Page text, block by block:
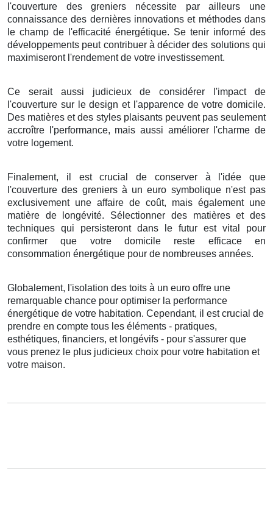
l'couverture desgreniers nécessite par ailleurs une
connaissance des dernières innovations et méthodesdans
le champ de l'efficacité énergétique. Se tenir informé des
développements peut contribueràdécider des solutionsqui
maximiserontl'rendementde votre investissement.
Ce serait aussi judicieuxdeconsidérer l'impactde
l'couverture sur ledesign et l'apparencede votre domicile.
Des matières et des styles plaisantspeuvent pas seulement
accroître l'performance, maisaussi améliorerl'charme de
votre logement.
Finalement, il estcrucial de conserverà l'idée que
l'couverture des greniersà un euro symboliquen'est pas
exclusivementune affaire de coût, mais égalementune
matière de longévité. Sélectionner des matièreset des
techniques qui persisterontdans le futur est vital
pour
confirmer que votre domicile reste efficaceen
consommation énergétique pour de nombreuses années.
Globalement, l'isolation des toits à un euro offre une
remarquable chance pour optimiser la performance
énergétique de votre habitation. Cependant, il estcrucial de
prendre en compte tous les éléments - pratiques,
esthétiques, financiers, et longévifs - pour s'assurer que
vous prenez le plus judicieux choix pour votre habitation et
votre maison.